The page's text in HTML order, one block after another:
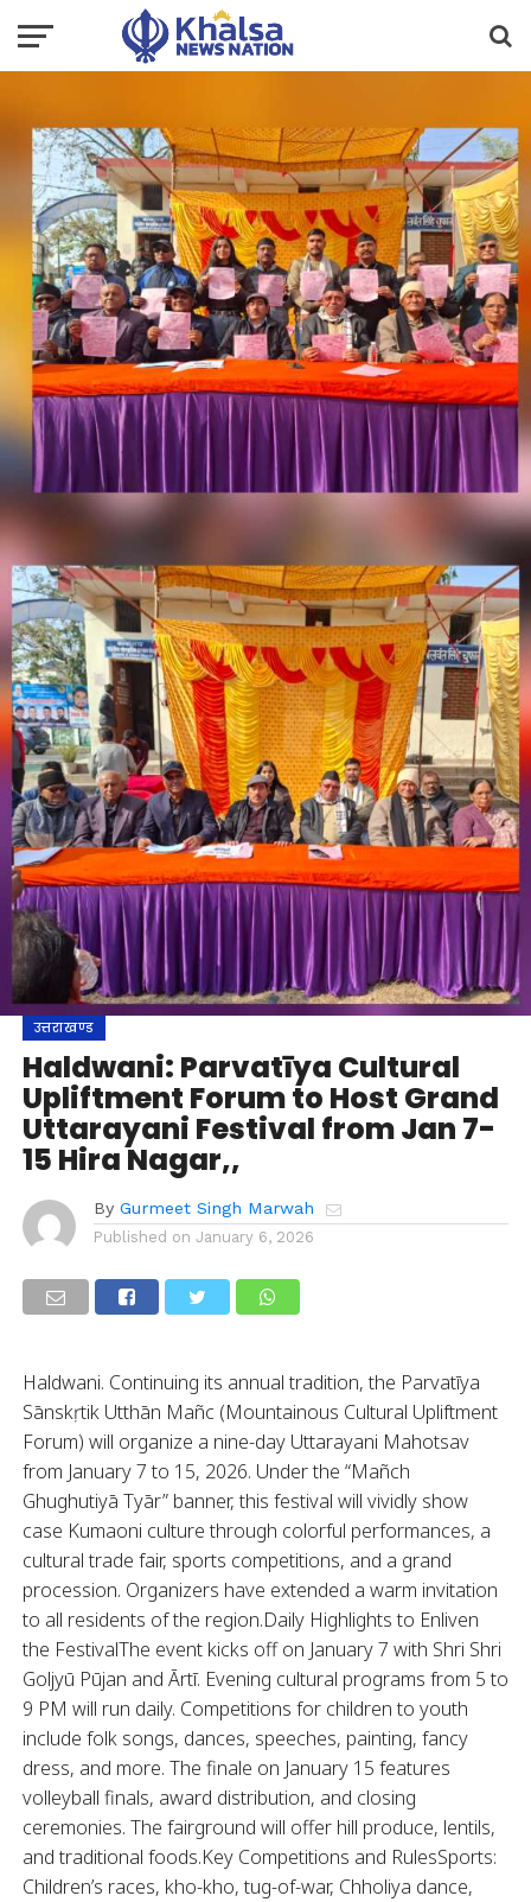
उत्तराखण्ड
Haldwani: Parvatīya Cultural
Upliftment Forum to Host Grand
Uttarayani Festival from Jan 7-
15 Hira Nagar,,
By Gurmeet Singh Marwah
Published on January 6, 2026
Haldwani. Continuing its annual tradition, the Parvatīya
Sānskṛtik Utthān Mañc (Mountainous Cultural Upliftment
Forum) will organize a nine-day Uttarayani Mahotsav
from January 7 to 15, 2026. Under the “Mañch
Ghughutiyā Tyār” banner, this festival will vividly show
case Kumaoni culture through colorful performances, a
cultural trade fair, sports competitions, and a grand
procession. Organizers have extended a warm invitation
to all residents of the region.Daily Highlights to Enliven
the FestivalThe event kicks off on January 7 with Shri Shri
Goljyū Pūjan and Ārtī. Evening cultural programs from 5 to
9 PM will run daily. Competitions for children to youth
include folk songs, dances, speeches, painting, fancy
dress, and more. The finale on January 15 features
volleyball finals, award distribution, and closing
ceremonies. The fairground will offer hill produce, lentils,
and traditional foods.Key Competitions and RulesSports:
Children’s races, kho-kho, tug-of-war, Chholiya dance,